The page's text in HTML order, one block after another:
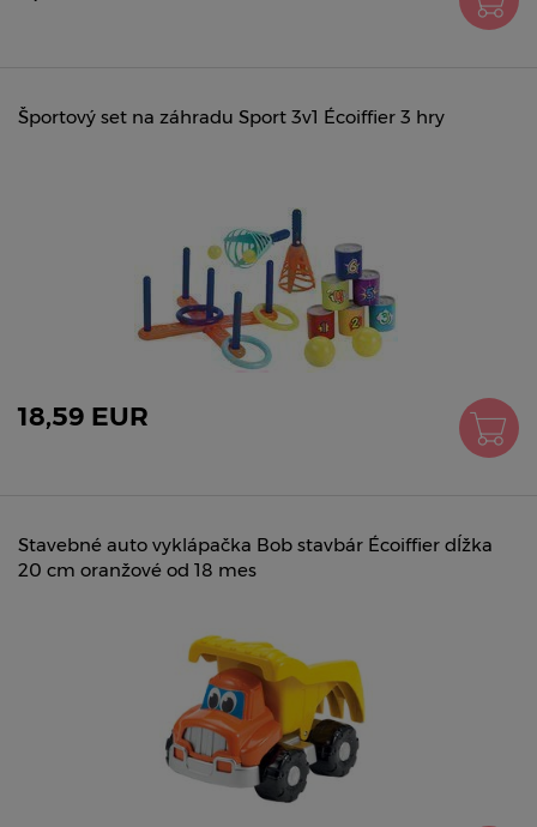
Športový set na záhradu Sport 3v1 Écoiffier 3 hry
18,59 EUR
Stavebné auto vyklápačka Bob stavbár Écoiffier dĺžka
20 cm oranžové od 18 mes